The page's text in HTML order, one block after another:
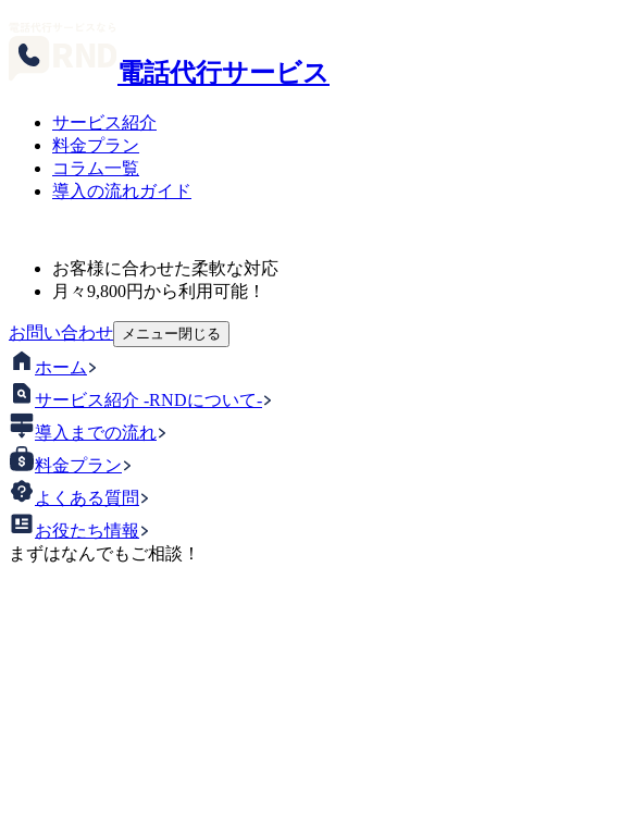
電話代行サービス
サービス紹介
料金プラン
コラム一覧
導入の流れガイド
お客様に合わせた柔軟な対応
月々9,800円から利用可能！
お問い合わせ メニュー閉じる
ホーム
サービス紹介 -RNDについて-
導入までの流れ
料金プラン
よくある質問
お役たち情報
まずはなんでもご相談！